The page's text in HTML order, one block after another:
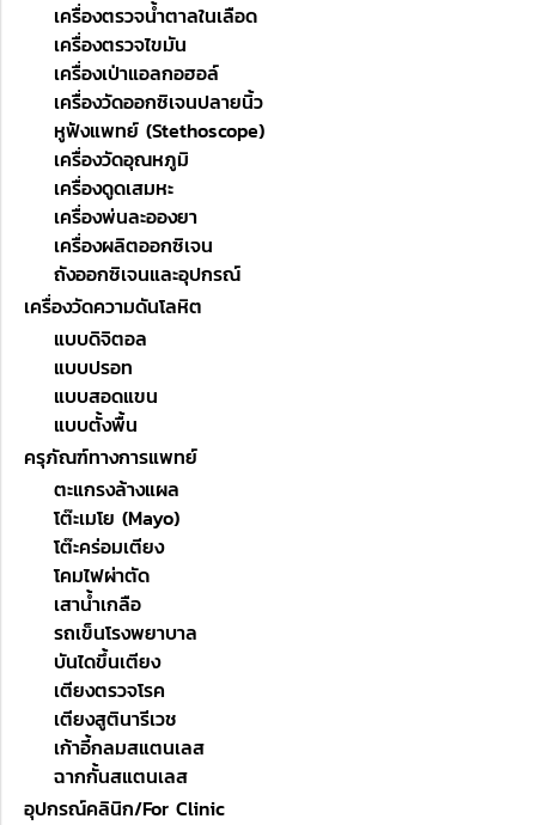
เครื่องตรวจน้ำตาลในเลือด
เครื่องตรวจไขมัน
เครื่องเป่าแอลกอฮอล์
เครื่องวัดออกซิเจนปลายนิ้ว
หูฟังแพทย์ (Stethoscope)
เครื่องวัดอุณหภูมิ
เครื่องดูดเสมหะ
เครื่องพ่นละอองยา
เครื่องผลิตออกซิเจน
ถังออกซิเจนและอุปกรณ์
เครื่องวัดความดันโลหิต
แบบดิจิตอล
แบบปรอท
แบบสอดแขน
แบบตั้งพื้น
ครุภัณฑ์ทางการแพทย์
ตะแกรงล้างแผล
โต๊ะเมโย (Mayo)
โต๊ะคร่อมเตียง
โคมไฟผ่าตัด
เสาน้ำเกลือ
รถเข็นโรงพยาบาล
บันไดขึ้นเตียง
เตียงตรวจโรค
เตียงสูตินารีเวช
เก้าอี้กลมสแตนเลส
ฉากกั้นสแตนเลส
อุปกรณ์คลินิก/For Clinic